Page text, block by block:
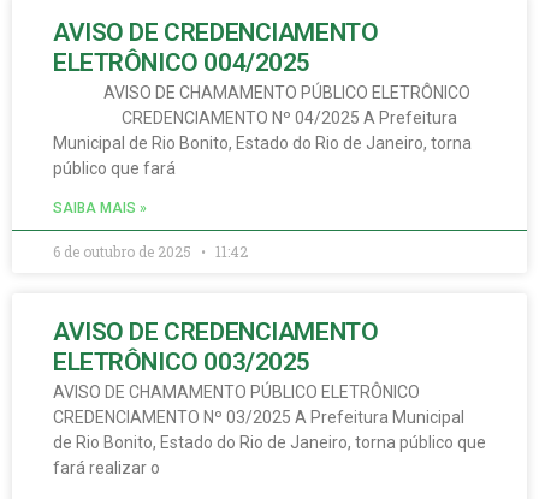
AVISO DE CREDENCIAMENTO
ELETRÔNICO 004/2025
AVISO DE CHAMAMENTO PÚBLICO ELETRÔNICO
CREDENCIAMENTO Nº 04/2025 A Prefeitura
Municipal de Rio Bonito, Estado do Rio de Janeiro, torna
público que fará
SAIBA MAIS »
6 de outubro de 2025 11:42
AVISO DE CREDENCIAMENTO
ELETRÔNICO 003/2025
AVISO DE CHAMAMENTO PÚBLICO ELETRÔNICO
CREDENCIAMENTO Nº 03/2025 A Prefeitura Municipal
de Rio Bonito, Estado do Rio de Janeiro, torna público que
fará realizar o